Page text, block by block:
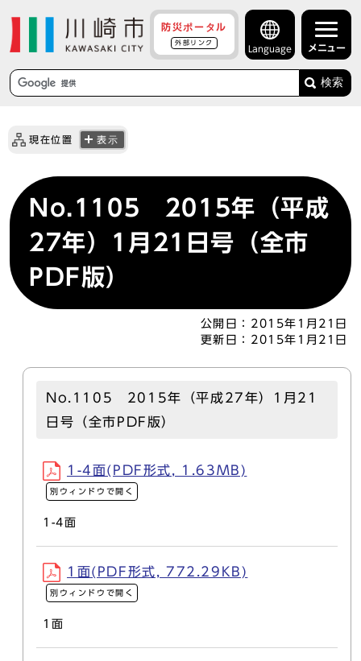
防災ポータル
外部リンク
Language メニュー
検索
現在位置 表示
No.1105 2015年（平成
27年）1月21日号（全市
PDF版）
公開日： 2015年1月21日
更新日： 2015年1月21日
No.1105 2015年（平成27年）1月21
日号（全市PDF版）
1-4面(PDF形式, 1.63MB)
別ウィンドウで開く
1-4面
1面(PDF形式, 772.29KB)
別ウィンドウで開く
1面